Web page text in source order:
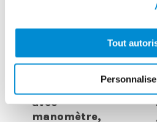
Tout
avec
manomètre,